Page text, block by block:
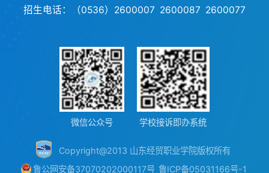
招生电话：（0536）2600007 2600087 2600077
微信公众号 学校接诉即办系统
Copyright@2013 山东经贸职业学院版权所有
鲁公网安备37070202000117号 鲁ICP备05031166号-1